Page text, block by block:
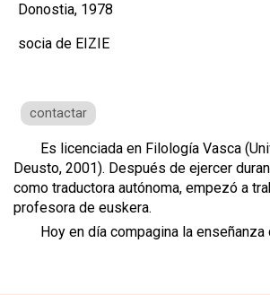
Donostia, 1978
socia de EIZIE
contactar
Es licenciada en Filología Vasca
Deusto, 2001). Después de ejercer
como traductora autónoma, empezó a
profesora de euskera.
Hoy en día compagina la enseñanza